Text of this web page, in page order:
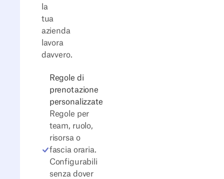
la
tua
azienda
lavora
davvero.
Regole di
prenotazione
personalizzate
Regole per
team, ruolo,
risorsa o
fascia oraria.
Configurabili
senza dover